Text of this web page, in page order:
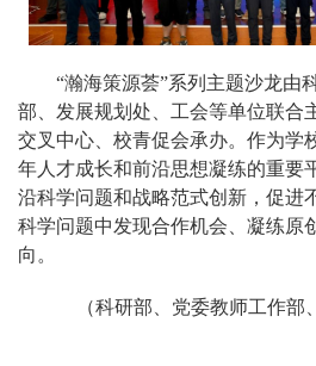
“瀚海策源荟”系列主题沙龙由
部、发展规划处、工会等单位联合
交叉中心、校青促会承办。作为学
年人才成长和前沿思想凝练的重要
沿科学问题和战略范式创新，促进
科学问题中发现合作机会、凝练原
向。
（科研部、党委教师工作部